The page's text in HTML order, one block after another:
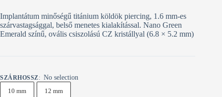
Implantátum minőségű titánium köldök piercing, 1.6 mm-es
szárvastagsággal, belső menetes kialakítással. Nano Green
Emerald színű, ovális csiszolású CZ kristállyal (6.8 × 5.2 mm)
SZÁRHOSSZ: No selection
10 mm
12 mm